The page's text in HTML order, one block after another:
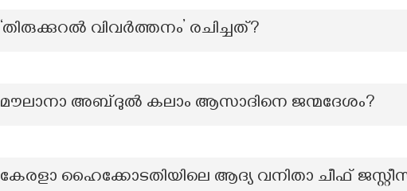
‘തിരുക്കുറൽ വിവർത്തനം’ രചിച്ചത്?
മൗലാനാ അബ്ദുൽ കലാം ആസാദിനെ ജന്മദേശം?
കേരളാ ഹൈക്കോടതിയിലെ ആദ്യ വനിതാ ചീഫ്